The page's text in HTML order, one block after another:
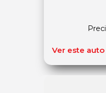
Ver este auto